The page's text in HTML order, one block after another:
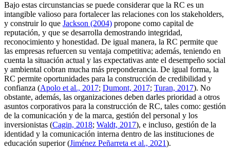
Bajo estas circunstancias se puede considerar que la RC es un
intangible valioso para fortalecer las relaciones con los stakeholders,
y construir lo que Jackson (2004) propone como capital de
reputación, y que se desarrolla demostrando integridad,
reconocimiento y honestidad. De igual manera, la RC permite que
las empresas refuercen su ventaja competitiva; además, teniendo en
cuenta la situación actual y las expectativas ante el desempeño social
y ambiental cobran mucha más preponderancia. De igual forma, la
RC permite oportunidades para la construcción de credibilidad y
confianza (Apolo et al., 2017; Dumont, 2017; Turan, 2017). No
obstante, además, las organizaciones deben darles prioridad a otros
asuntos corporativos para la construcción de RC, tales como: gestión
de la comunicación y de la marca, gestión del personal y los
inversionistas (Cagin, 2018; Waldt, 2017), e incluso, gestión de la
identidad y la comunicación interna dentro de las instituciones de
educación superior (Jiménez Peñarreta et al., 2021).